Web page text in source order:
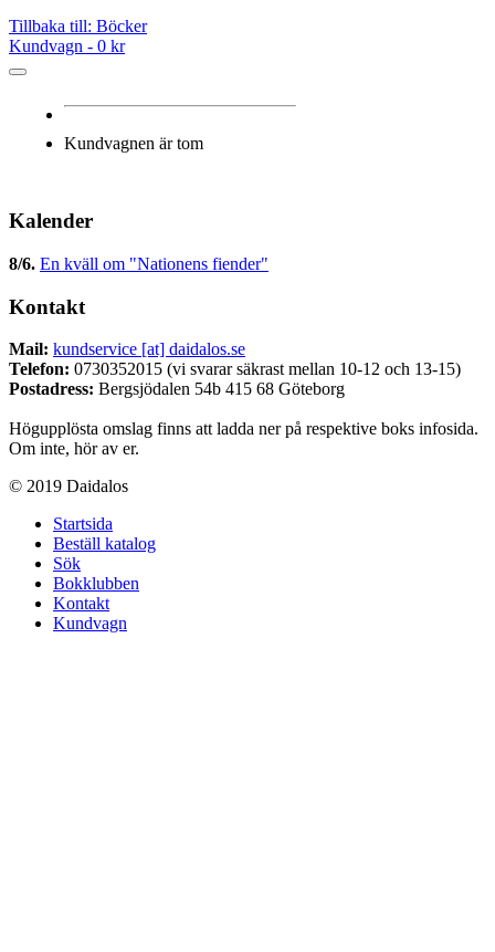
Tillbaka till: Böcker
Kundvagn - 0 kr
Kundvagnen är tom
Kalender
8/6. En kväll om "Nationens fiender"
Kontakt
Mail: kundservice [at] daidalos.se
Telefon: 0730352015 (vi svarar säkrast mellan 10-12 och 13-15)
Postadress: Bergsjödalen 54b 415 68 Göteborg
Högupplösta omslag finns att ladda ner på respektive boks infosida.
Om inte, hör av er.
© 2019 Daidalos
Startsida
Beställ katalog
Sök
Bokklubben
Kontakt
Kundvagn